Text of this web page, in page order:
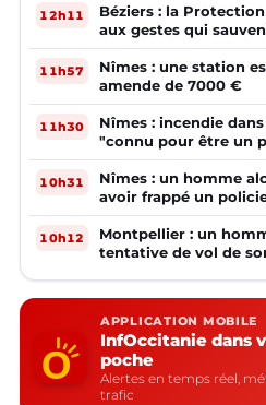
12h11
Béziers : la
aux gestes qui
11h57
Nîmes : une station
amende de 7000 €
11h30
Nîmes : incendie
"connu pour être un
10h31
Nîmes : un homme
avoir frappé un
10h12
Montpellier : un
tentative de vol de
APPLICATION MOBILE
InfOccitanie dans
poche
Alertes en temps réel,
trafic